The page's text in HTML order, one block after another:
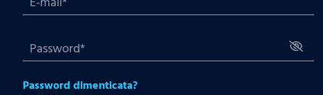
Password dimenticata?